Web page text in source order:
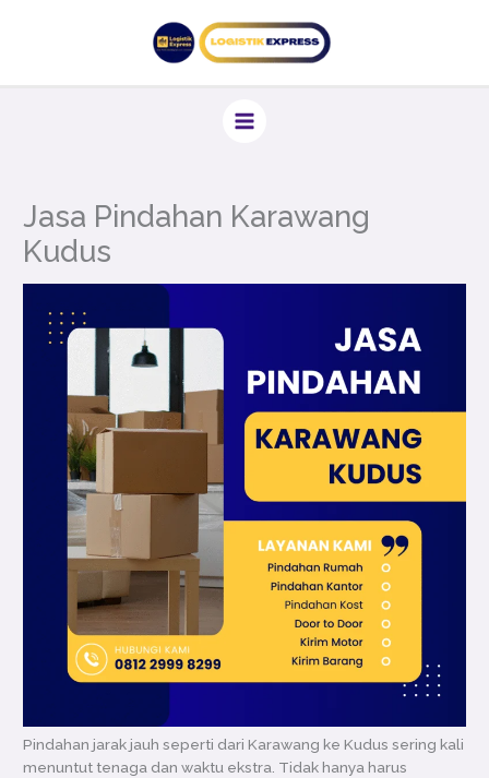
Jasa Pindahan Karawang
Kudus
Pindahan jarak jauh seperti dari Karawang ke Kudus sering kali
menuntut tenaga dan waktu ekstra. Tidak hanya harus